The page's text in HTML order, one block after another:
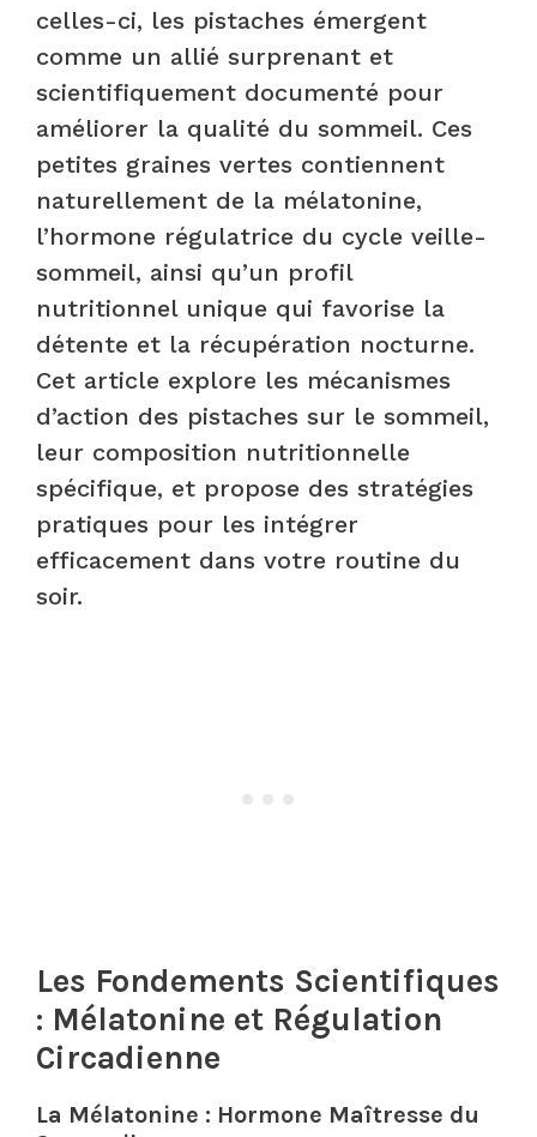
celles-ci, les pistaches émergent
comme un allié surprenant et
scientifiquement documenté pour
améliorer la qualité du sommeil. Ces
petites graines vertes contiennent
naturellement de la mélatonine,
l’hormone régulatrice du cycle veille-
sommeil, ainsi qu’un profil
nutritionnel unique qui favorise la
détente et la récupération nocturne.
Cet article explore les mécanismes
d’action des pistaches sur le sommeil,
leur composition nutritionnelle
spécifique, et propose des stratégies
pratiques pour les intégrer
efficacement dans votre routine du
soir.
Les Fondements Scientifiques
: Mélatonine et Régulation
Circadienne
La Mélatonine : Hormone Maîtresse du